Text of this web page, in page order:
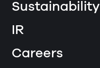
Sustainability
IR
Careers